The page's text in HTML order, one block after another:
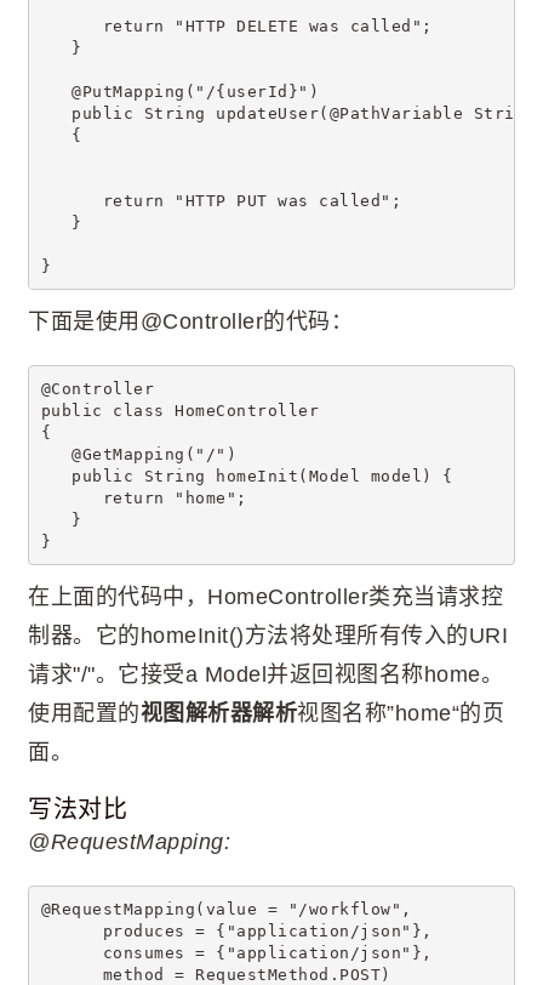
      return "HTTP DELETE was called";
   }
   @PutMapping("/{userId}")
public String updateUser(@PathVariable
   {
      return "HTTP PUT was called";
   }
}
下面是使用@Controller的代码：
@Controller
public class HomeController
{
   @GetMapping("/")
   public String homeInit(Model model) {
      return "home";
   }
}
在上面的代码中，HomeController类充当请求控
制器。它的homeInit()方法将处理所有传入的URI
请求"/"。它接受a Model并返回视图名称home。
使用配置的视图解析器解析视图名称”home“的页
面。
写法对比
@RequestMapping:
@RequestMapping(value = "/workflow",
      produces = {"application/json"},
      consumes = {"application/json"},
      method = RequestMethod.POST)